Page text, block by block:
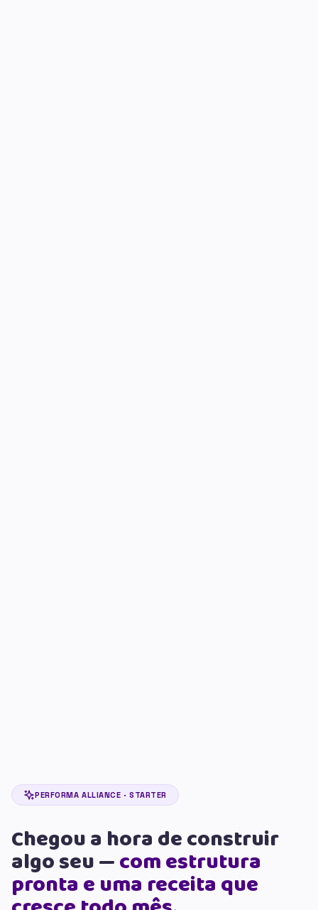
PERFORMA ALLIANCE · STARTER
Chegou a hora de construir
algo seu —com estrutura
pronta e uma receita que